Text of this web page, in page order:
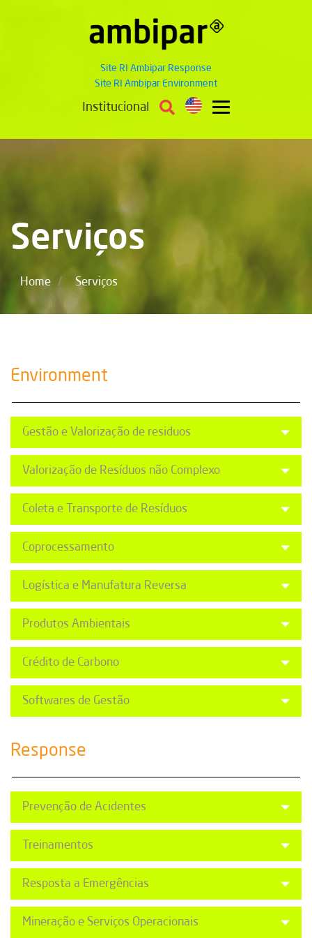
Site RI Ambipar Response
Site RI Ambipar Environment
Institucional
Serviços
Home / Serviços
Environment
Gestão e Valorização de residuos
Valorização de Resíduos não Complexo
Coleta e Transporte de Resíduos
Coprocessamento
Logística e Manufatura Reversa
Produtos Ambientais
Crédito de Carbono
Softwares de Gestão
Response
Prevenção de Acidentes
Treinamentos
Resposta a Emergências
Mineração e Serviços Operacionais